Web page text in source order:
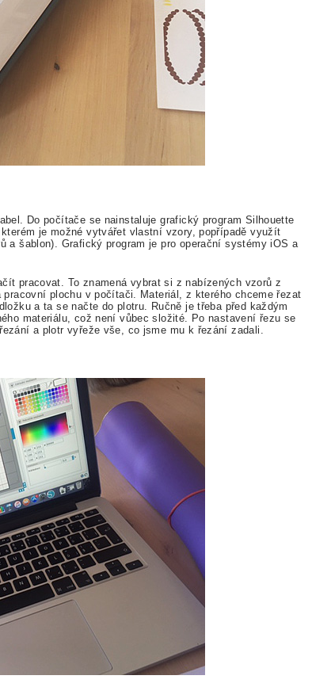
Do počítače se nainstaluje grafický program Silhouette
je možné vytvářet vlastní vzory, popřípadě využít
a šablon). Grafický program je pro operační systémy iOS a
pracovat. To znamená vybrat si z nabízených vzorů z
plochu v počítači. Materiál, z kterého chceme řezat
a ta se načte do plotru. Ručně je třeba před každým
materiálu, což není vůbec složité. Po nastavení řezu se
a plotr vyřeže vše, co jsme mu k řezání zadali.